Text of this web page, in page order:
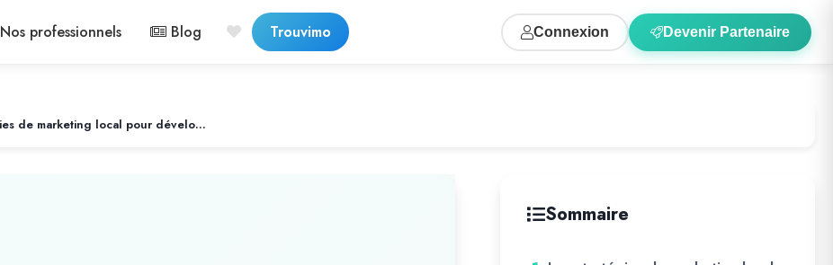
Nos professionnels Blog Trouvimo Connexion Devenir Partenaire
Les stratégies de marketing local pour développer son entreprise
Sommaire